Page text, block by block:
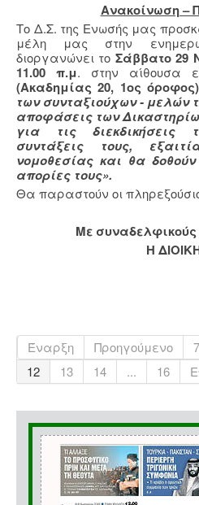
Ανακοίνωση –
Το Δ.Σ. της Ενωσής μας
μέλη μας στην
διοργανώνει το Σάββατο 29
11.00 π.μ. στην αίθουσα
(Ακαδημίας 20, 1ος όροφος)
των συνταξιούχων - μελών
αποφάσεις των
για τις διεκδικήσεις
συντάξεις τους,
νομοθεσίας και θα
απορίες τους».
Θα παραστούν οι
Με συναδελφικούς
Η
Έναρξη Προηγούμενο 7
12
13 14 ... 16